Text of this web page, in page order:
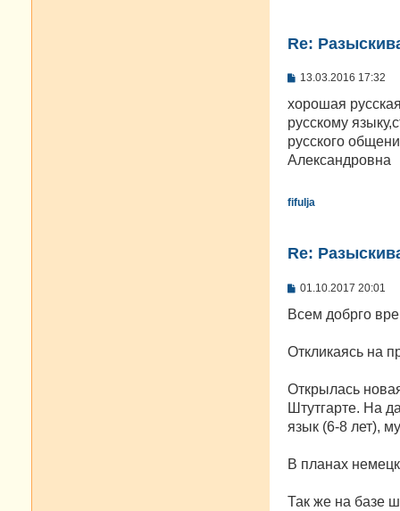
Re:
С
о
щ
е
н
и
13.03.2016 17:32
хорошая
русскому
русского
Александровна
fifulja
Re:
С
о
е
е
01.10.2017 20:01
Всем добрго
Откликаясь на
Открылась
Штутгарте. На
язык (6-8 лет),
В планах
Так же на базе